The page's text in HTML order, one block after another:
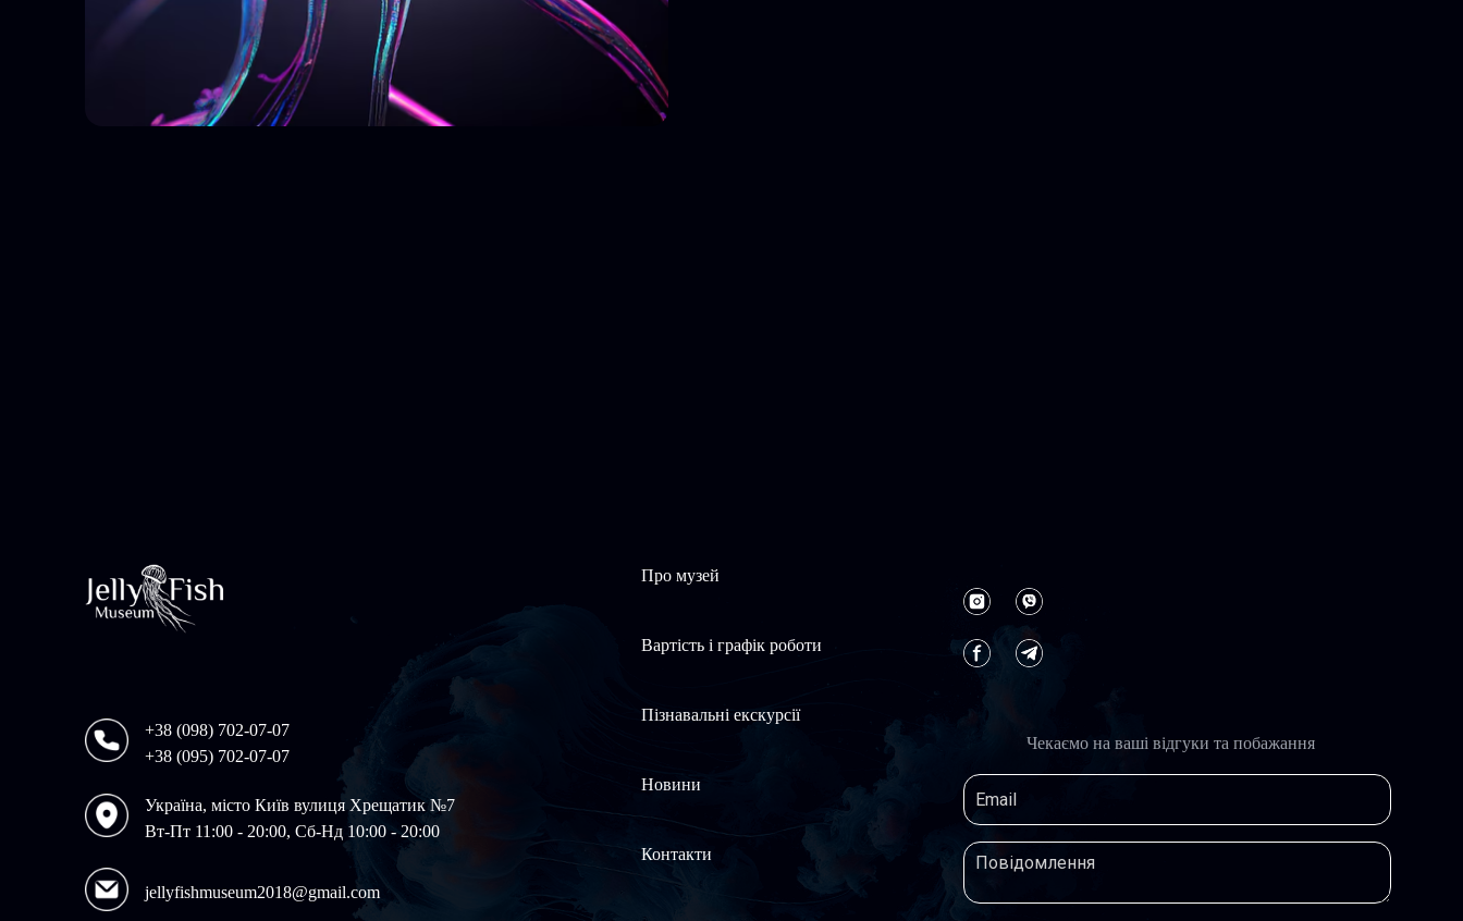
+38 (098) 702-07-07
+38 (095) 702-07-07
Україна, місто Київ вулиця Хрещатик №7
Вт-Пт 11:00 - 20:00, Сб-Нд 10:00 - 20:00
jellyfishmuseum2018@gmail.com
Про музей
Вартість і графік роботи
Пізнавальні екскурсії
Новини
Контакти
Чекаємо на ваші відгуки та побажання